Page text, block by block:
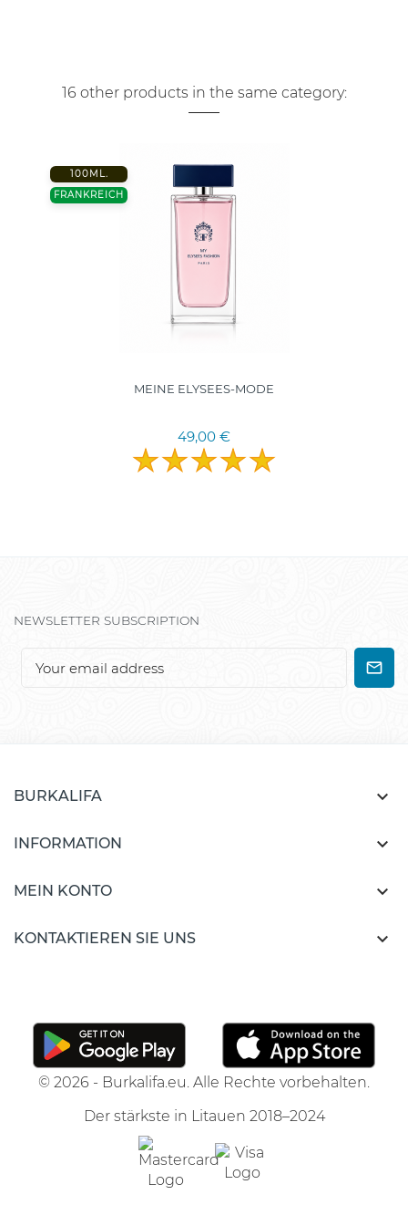
16 other products in the same category:
100ML.
FRANKREICH
MEINE ELYSEES-MODE
49,00 €
NEWSLETTER SUBSCRIPTION
BURKALIFA 
INFORMATION 
MEIN KONTO 
KONTAKTIEREN SIE UNS 
© 2026 - Burkalifa.eu. Alle Rechte vorbehalten.
Der stärkste in Litauen 2018–2024